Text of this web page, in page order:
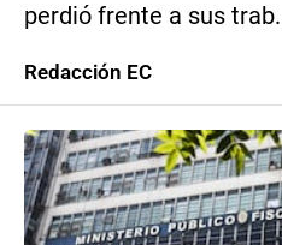
perdió frente a sus
Redacción EC